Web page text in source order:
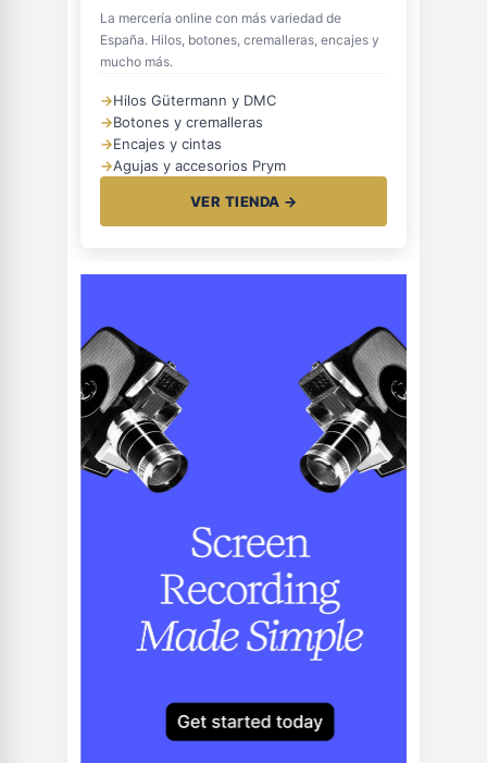
La mercería online con más variedad de
España. Hilos, botones, cremalleras, encajes y
mucho más.
→Hilos Gütermann y DMC
→Botones y cremalleras
→Encajes y cintas
→Agujas y accesorios Prym
VER TIENDA →